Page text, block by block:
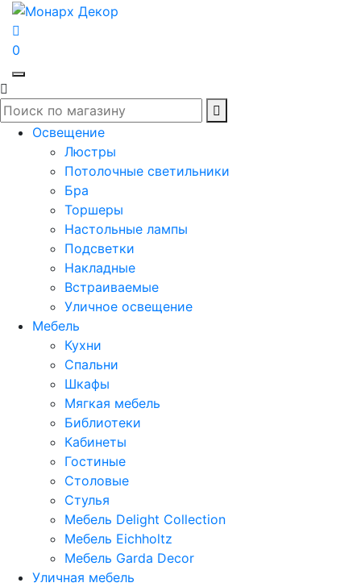
0
Освещение
Люстры
Потолочные светильники
Бра
Торшеры
Настольные лампы
Подсветки
Накладные
Встраиваемые
Уличное освещение
Мебель
Кухни
Спальни
Шкафы
Мягкая мебель
Библиотеки
Кабинеты
Гостиные
Столовые
Стулья
Мебель Delight Collection
Мебель Eichholtz
Мебель Garda Decor
Уличная мебель